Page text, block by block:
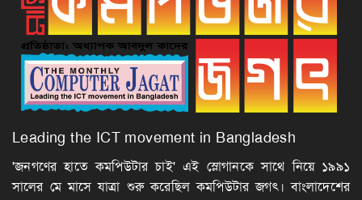
Leading the ICT movement in Bangladesh
'জনগণের হাতে কমপিউটার চাই' এই স্লোগানকে সাথে নিয়ে ১৯৯১
সালের মে মাসে যাত্রা শুরু করেছিল কমপিউটার জগৎ। বাংলাদেশের